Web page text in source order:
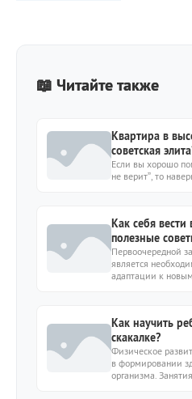
📖 Читайте также
Квартира в
советская
Если вы хорошо
не верит”, то
Как себя
полезные
Первоочередной
является
адаптации к
Как научить
скакалке?
Физическое
в формировании
организма.